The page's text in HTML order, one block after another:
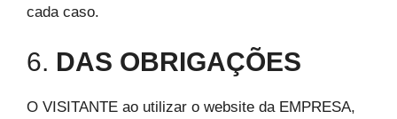
cada caso.
6. DAS OBRIGAÇÕES
O VISITANTE ao utilizar o website da EMPRESA,